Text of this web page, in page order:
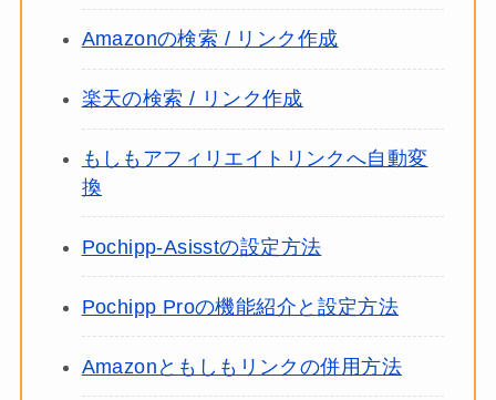
Amazonの検索 / リンク作成
楽天の検索 / リンク作成
もしもアフィリエイトリンクへ自動変
換
Pochipp-Asisstの設定方法
Pochipp Proの機能紹介と設定方法
Amazonともしもリンクの併用方法